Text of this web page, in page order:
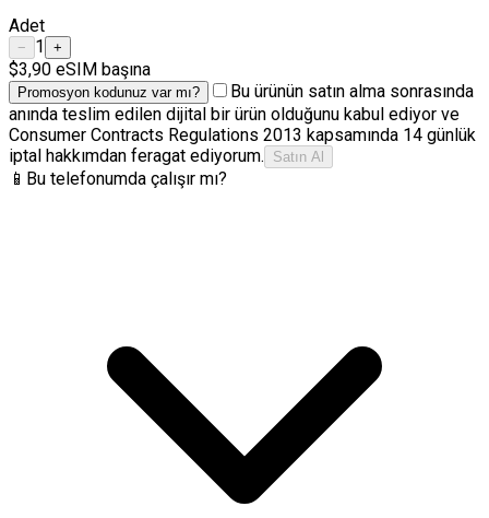
Adet
− 1 +
$3,90 eSIM başına
Promosyon kodunuz var mı?
Bu ürünün satın alma sonrasında
anında teslim edilen dijital bir ürün olduğunu kabul ediyor ve
Consumer Contracts Regulations 2013 kapsamında 14 günlük
iptal hakkımdan feragat ediyorum.
Satın Al
📱 Bu telefonumda çalışır mı?